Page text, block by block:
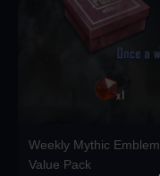
Weekly Mythic Emblem
Value Pack